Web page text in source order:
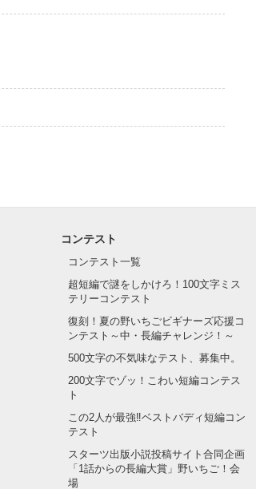
コンテスト
コンテスト一覧
超短編で謎をしかけろ！100文字ミス
テリーコンテスト
復刻！夏の野いちごビギナーズ応援コ
ンテスト～中・長編チャレンジ！～
500文字の不気味なテスト、募集中。
200文字でゾッ！こわい短編コンテス
ト
この2人が最強‼ベストバディ短編コン
テスト
スターツ出版小説投稿サイト合同企画
「1話からの長編大賞」野いちご！会
場